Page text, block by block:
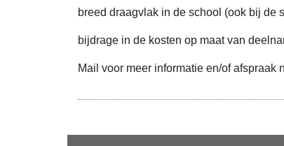
breed draagvlak in de school (ook bij de
bijdrage in de kosten op maat van
Mail voor meer informatie en/of afspraak